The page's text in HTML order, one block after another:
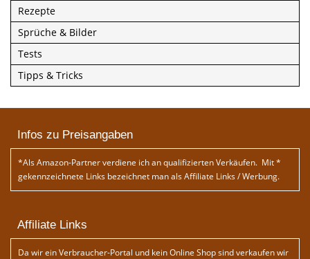
Rezepte
Sprüche & Bilder
Tests
Tipps & Tricks
Infos zu Preisangaben
*Als Amazon-Partner verdiene ich an qualifizierten Verkäufen. Mit *
gekennzeichnete Links bezeichnet man als Affiliate Links / Werbung.
Affiliate Links
Da wir ein Verbraucher-Portal und kein Online Shop sind verkaufen wir